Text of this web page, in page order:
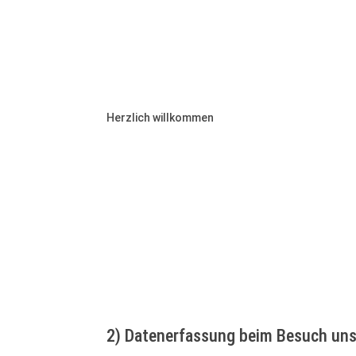
Herzlich willkommen
Verantwortlicher für die Datenverarbeitung
2) Datenerfassung beim Besuch